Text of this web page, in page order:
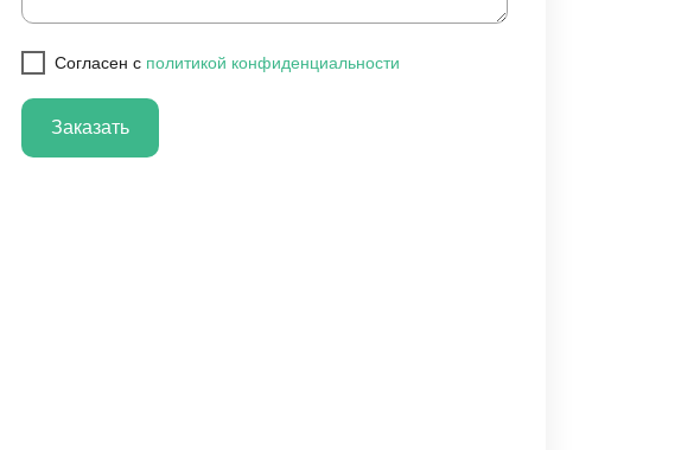
Cогласен с политикой конфиденциальности
Заказать